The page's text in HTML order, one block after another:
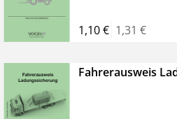
1,10 € 1,31 €
Fahrerausweis